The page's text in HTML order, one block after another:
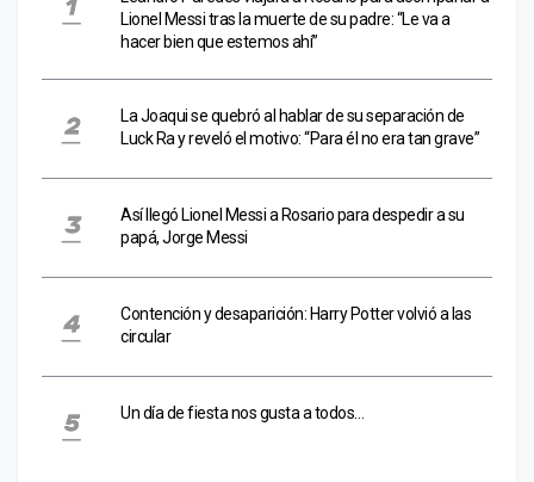
Lionel Messi tras la muerte de su padre: “Le va a
hacer bien que estemos ahí”
La Joaqui se quebró al hablar de su separación de
Luck Ra y reveló el motivo: “Para él no era tan grave”
Así llegó Lionel Messi a Rosario para despedir a su
papá, Jorge Messi
Contención y desaparición: Harry Potter volvió a las
circular
Un día de fiesta nos gusta a todos…